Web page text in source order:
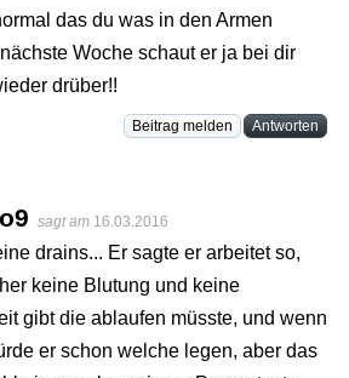
das du was in den Armen
Woche schaut er ja bei dir
drüber!!
Beitrag melden Antworten
sagt am 16.03.2016
drains... Er sagte er arbeitet so,
keine Blutung und keine
gibt die ablaufen müsste, und wenn
er schon welche legen, aber das